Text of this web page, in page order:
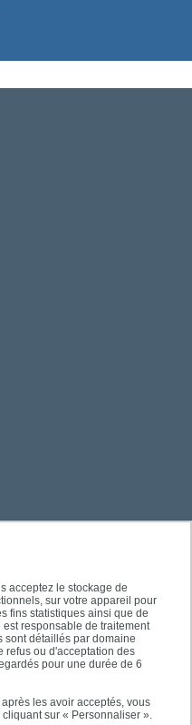
acceptez le stockage de
sur votre appareil pour
fins statistiques ainsi que de
responsable de traitement
sont détaillés par domaine
refus ou d'acceptation des
pour une durée de 6
les avoir acceptés, vous
sur « Personnaliser ».